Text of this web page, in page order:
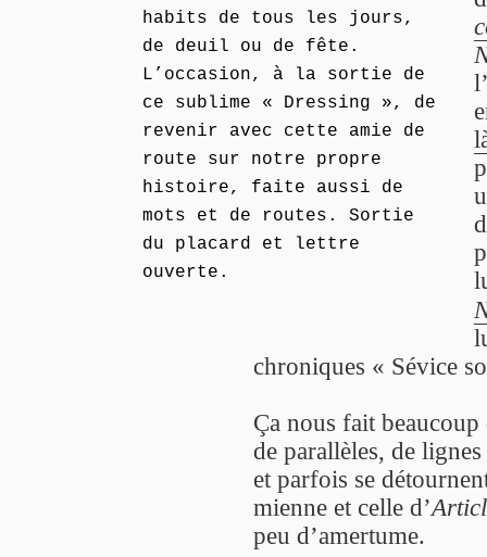
habits de tous les jours,
de deuil ou de fête.
L’occasion, à la sortie de
ce sublime « Dressing », de
revenir avec cette amie de
route sur notre propre
histoire, faite aussi de
mots et de routes. Sortie
du placard et lettre
ouverte.
chroniques « Sévice
Ça nous fait
de parallèles, de
et parfois se
mienne et celle d’
peu d’amertume.